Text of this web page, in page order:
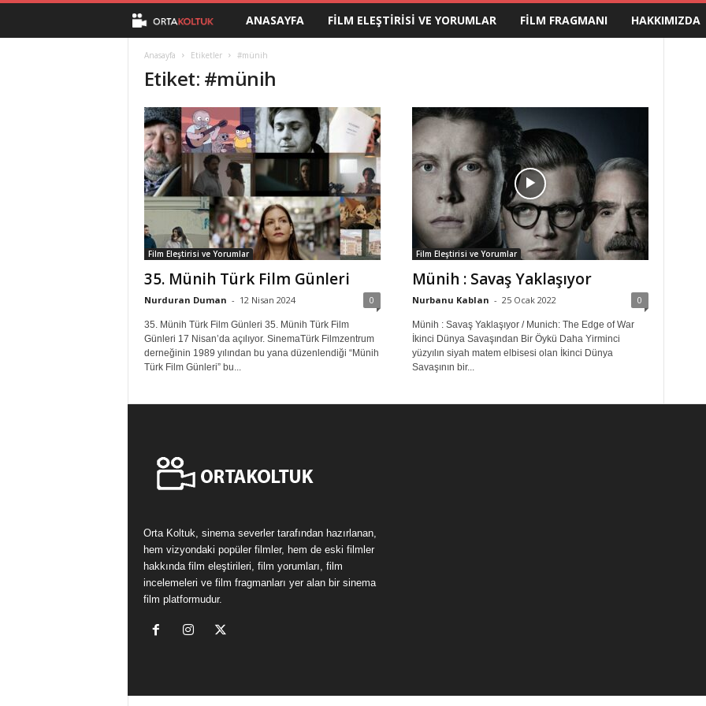
t
a
K
l
t
k
ANASAYFA FILM ELEŞTIRISI VE YORUMLAR FILM FRAGMANI HAKKIMIZDA
Anasayfa Etiketler #münih
Etiket: #münih
Film Eleştirisi ve Yorumlar
35. Münih Türk Film Günleri
Nurduran Duman - 12 Nisan 2024 0
35. Münih Türk Film Günleri 35. Münih Türk Film
Günleri 17 Nisan’da açılıyor. SinemaTürk Filmzentrum
derneğinin 1989 yılından bu yana düzenlendiği “Münih
Türk Film Günleri” bu...
Film Eleştirisi ve Yorumlar
Münih : Savaş Yaklaşıyor
Nurbanu Kablan - 25 Ocak 2022 0
Münih : Savaş Yaklaşıyor / Munich: The Edge of War
İkinci Dünya Savaşından Bir Öykü Daha Yirminci
yüzyılın siyah matem elbisesi olan İkinci Dünya
Savaşının bir...
Orta Koltuk, sinema severler tarafından hazırlanan,
hem vizyondaki popüler filmler, hem de eski filmler
hakkında film eleştirileri, film yorumları, film
incelemeleri ve film fragmanları yer alan bir sinema
film platformudur.